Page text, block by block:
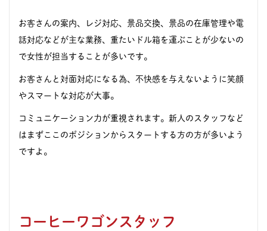
お客さんの案内、レジ対応、景品交換、景品の在庫管理や電
話対応などが主な業務、重たいドル箱を運ぶことが少ないの
で女性が担当することが多いです。
お客さんと対面対応になる為、不快感を与えないように笑顔
やスマートな対応が大事。
コミュニケーション力が重視されます。新人のスタッフなど
はまずここのポジションからスタートする方の方が多いよう
ですよ。
コーヒーワゴンスタッフ